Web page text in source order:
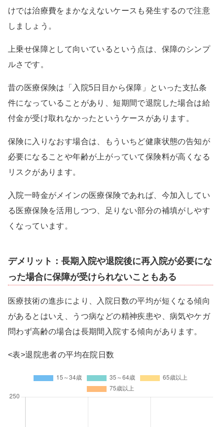
けでは治療費をまかなえないケースも発生するので注意
しましょう。
上乗せ保障として向いているという点は、保障のシンプ
ルさです。
昔の医療保険は「入院5日目から保障」といった支払条
件になっていることがあり、短期間で退院した場合は給
付金が受け取れなかったというケースがあります。
保険に入りなおす場合は、もういちど健康状態の告知が
必要になることや年齢が上がっていて保険料が高くなる
リスクがあります。
入院一時金がメインの医療保険であれば、今加入してい
る医療保険を活用しつつ、足りない部分の補填がしやす
くなっています。
デメリット：長期入院や退院後に再入院が必要にな
った場合に保障が受けられないこともある
医療技術の進歩により、入院日数の平均が短くなる傾向
があるとはいえ、うつ病などの精神疾患や、病気やケガ
問わず高齢の場合は長期間入院する傾向があります。
<表>退院患者の平均在院日数